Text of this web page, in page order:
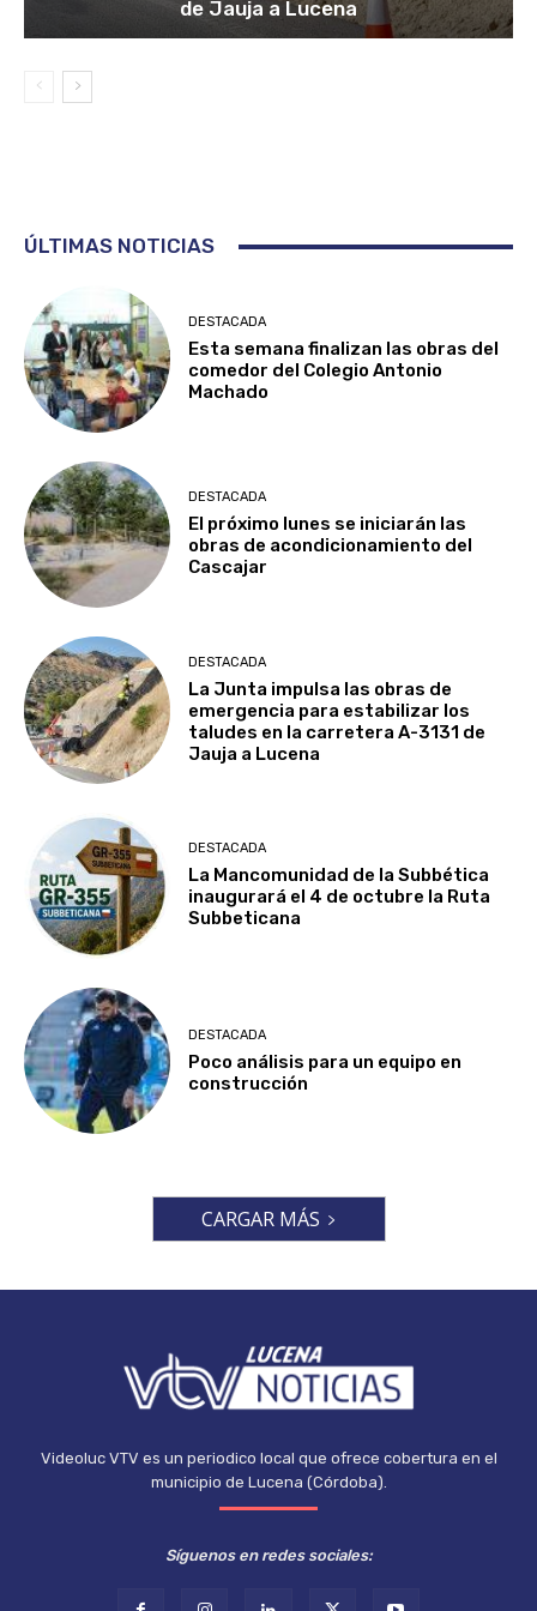
de Jauja a Lucena
ÚLTIMAS NOTICIAS
DESTACADA
Esta semana finalizan las obras del
comedor del Colegio Antonio
Machado
DESTACADA
El próximo lunes se iniciarán las
obras de acondicionamiento del
Cascajar
DESTACADA
La Junta impulsa las obras de
emergencia para estabilizar los
taludes en la carretera A-3131 de
Jauja a Lucena
DESTACADA
La Mancomunidad de la Subbética
inaugurará el 4 de octubre la Ruta
Subbeticana
DESTACADA
Poco análisis para un equipo en
construcción
CARGAR MÁS
Videoluc VTV es un periodico local que ofrece cobertura en el
municipio de Lucena (Córdoba).
Síguenos en redes sociales: